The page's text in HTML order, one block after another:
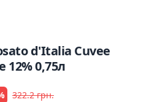
d'Italia Cuvee
12% 0,75л
322.2 грн.